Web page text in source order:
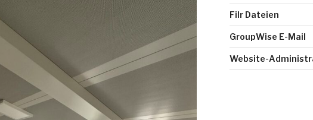
Filr Dateien
GroupWise E-Mail
Website-